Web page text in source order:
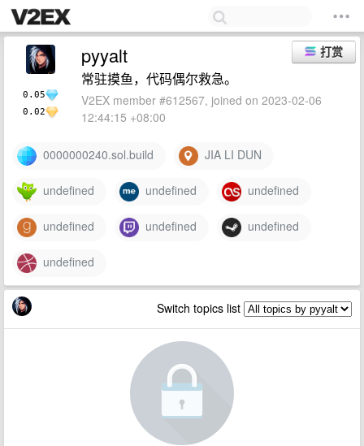
0.05
0.02
打赏
pyyalt
常驻摸鱼，代码偶尔救急。
V2EX member #612567, joined on 2023-02-06
12:44:15 +08:00
0000000240.sol.build JIA LI DUN
undefined undefined undefined
undefined undefined undefined
undefined
Switch topics list